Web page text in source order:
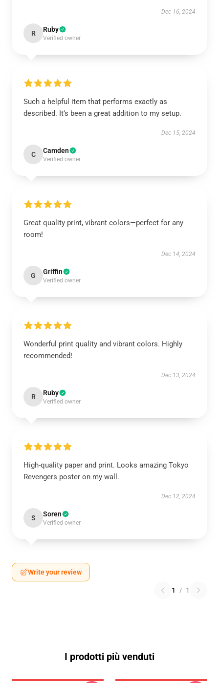
Dec 16, 2024
R Ruby
Verified owner
Such a helpful item that performs exactly as
described. It’s been a great addition to my setup.
Dec 15, 2024
C Camden
Verified owner
Great quality print, vibrant colors—perfect for any
room!
Dec 14, 2024
G Griffin
Verified owner
Wonderful print quality and vibrant colors. Highly
recommended!
Dec 13, 2024
R Ruby
Verified owner
High-quality paper and print. Looks amazing Tokyo
Revengers poster on my wall.
Dec 12, 2024
S Soren
Verified owner
Write your review
1 / 1
I prodotti più venduti